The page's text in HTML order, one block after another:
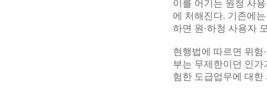
이를 어기는 원청 사
에 처해진다. 기존에
하면 원·하청 사용자
현행법에 따르면 위험
부는 무제한이던 인가
험한 도급업무에 대